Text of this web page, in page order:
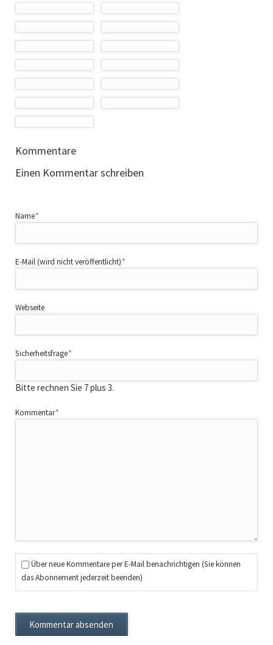
Kommentare
Einen Kommentar schreiben
Pflichtfeld
Name*
Pflichtfeld
E-Mail (wird nicht veröffentlicht)*
Webseite
Pflichtfeld
Sicherheitsfrage*
Bitte rechnen Sie 7 plus 3.
Pflichtfeld
Kommentar*
Über neue Kommentare per E-Mail benachrichtigen (Sie können
das Abonnement jederzeit beenden)
Kommentar absenden